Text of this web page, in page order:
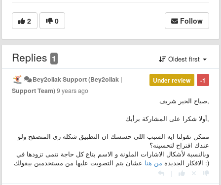
2 0 Follow
Replies 1 Oldest first
-1
Under review
Bey2ollak Support (Bey2ollak |
Support Team)9 years ago
صباح الخير شريف,
أولا شكرا على المشاركة برأيك,
ممكن تقولنا ايه السبب اللي حسسك ان التطبيق شكله زي المتصفح ولو
عندك اقتراح لتحسينه؟
وبالنسبة لأشكال الاشارات الملونة و الاسم بتاع كل حاجة نتمى تزودها في
الافكار الجديدة من هنا
عشان يتم التصويت عليها من مستخدمين بيقولك :)